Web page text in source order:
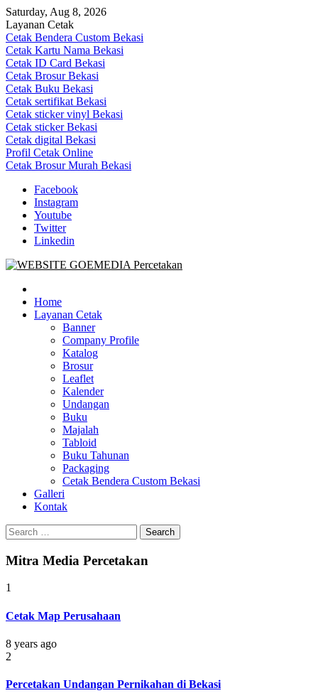
Skip
to
content
Saturday, Aug 8, 2026
Layanan Cetak
Cetak Bendera Custom Bekasi
Cetak Kartu Nama Bekasi
Cetak ID Card Bekasi
Cetak Brosur Bekasi
Cetak Buku Bekasi
Cetak sertifikat Bekasi
Cetak sticker vinyl Bekasi
Cetak sticker Bekasi
Cetak digital Bekasi
Profil Cetak Online
Cetak Brosur Murah Bekasi
Facebook
Instagram
Youtube
Twitter
Linkedin
Goe Media Percetakan | 0822-4439-5599 (Call/WA)
0822-4439-5599 (Call/WA) Percetakan jasa cetak banner buku yasin
invoice kartu nama label map nota spanduk stiker undangan
pernikahan murah online 24 jam
Home
Layanan Cetak
Banner
Company Profile
Katalog
Brosur
Leaflet
Kalender
Undangan
Buku
Majalah
Tabloid
Buku Tahunan
Packaging
Cetak Bendera Custom Bekasi
Galleri
Kontak
Search
for:
Mitra Media Percetakan
1
Cetak Map Perusahaan
8 years ago
2
Percetakan Undangan Pernikahan di Bekasi